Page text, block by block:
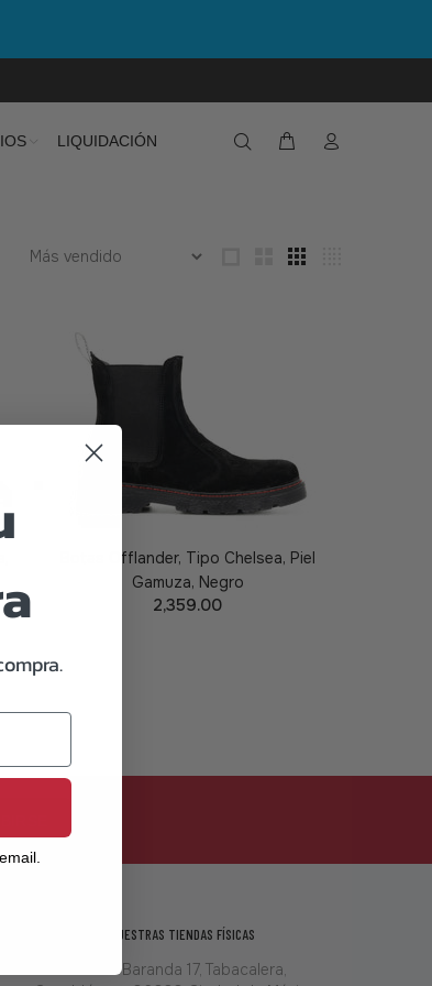
LIQUIDACIÓN
Botas Offlander, Tipo Chelsea, Piel
Gamuza, Negro
2,359.00
VISITANOS EN NUESTRAS TIENDAS FÍSICAS
Calle Pedro Baranda 17, Tabacalera,